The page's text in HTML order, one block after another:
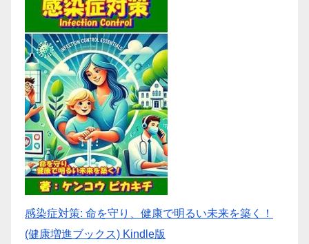
感染症対策: 命を守り、健康で明るい未来を築く！
(健康増進ブックス) Kindle版